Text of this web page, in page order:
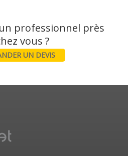
professionnel près
UN DEVIS